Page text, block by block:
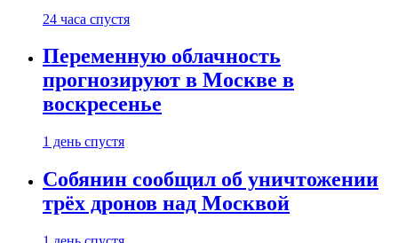
24 часа спустя
Переменную облачность
прогнозируют в Москве в
воскресенье
1 день спустя
Собянин сообщил об уничтожении
трёх дронов над Москвой